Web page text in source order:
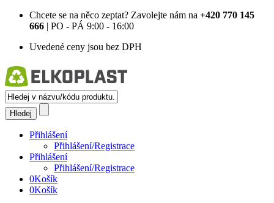
Chcete se na něco zeptat? Zavolejte nám na +420 770 145
666 | PO - PÁ 9:00 - 16:00
Uvedené ceny jsou bez DPH
Přihlášení
Přihlášení/Registrace
Přihlášení
Přihlášení/Registrace
0Košík
0Košík